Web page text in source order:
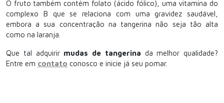
O fruto também contém folato (ácido fólico), uma vitamina do
complexo B que se relaciona com uma gravidez saudável,
embora a sua concentração na tangerina não seja tão alta
como na laranja.
Que tal adquirir mudas de tangerina da melhor qualidade?
Entre em contato conosco e inicie já seu pomar.